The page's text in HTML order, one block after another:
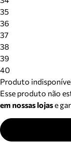
35
36
37
38
39
40
Produto
Esse produto não
em nossas lojase